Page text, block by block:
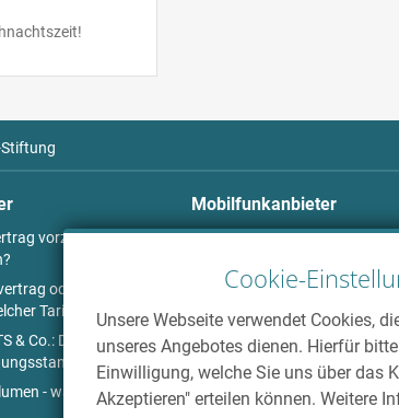
Stiftung
vorzeitig
oder Prepaid:
Tarif Sinn macht
& Co.: Die
- was, wo und
Mobilfunkanbieter
Alle Mobilfunkanbieter
Telekom
o2
Cookie-
Unsere Webseite verwendet Cookies,
unseres Angebotes dienen. Hierfür
Einwilligung, welche Sie uns über das
Akzeptieren" erteilen können. Weitere